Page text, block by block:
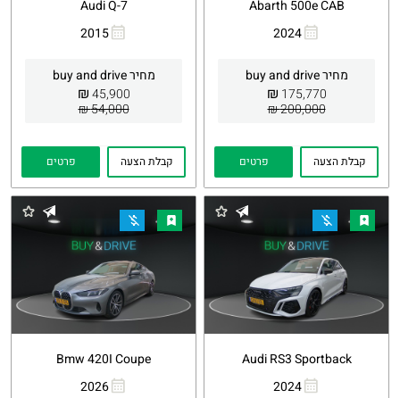
Abarth 500e CAB
2024
מחיר buy and drive
175,770
₪
200,000 ₪
Whatsapp
קבלת הצעה פרטים
Audi Q-7
2015
מחיר buy and drive
45,900
₪
54,000 ₪
Whatsapp
קבלת הצעה פרטים
Audi RS3 Sportback
2024
Bmw 420I Coupe
2026